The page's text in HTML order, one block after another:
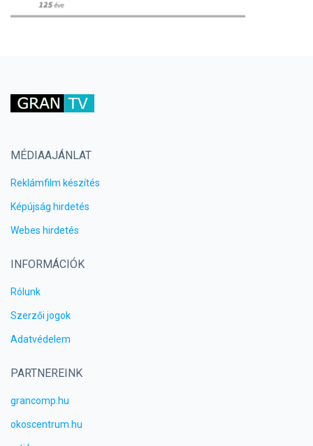
MÉDIAAJÁNLAT
Reklámfilm készítés
Képújság hirdetés
Webes hirdetés
INFORMÁCIÓK
Rólunk
Szerzői jogok
Adatvédelem
PARTNEREINK
grancomp.hu
okoscentrum.hu